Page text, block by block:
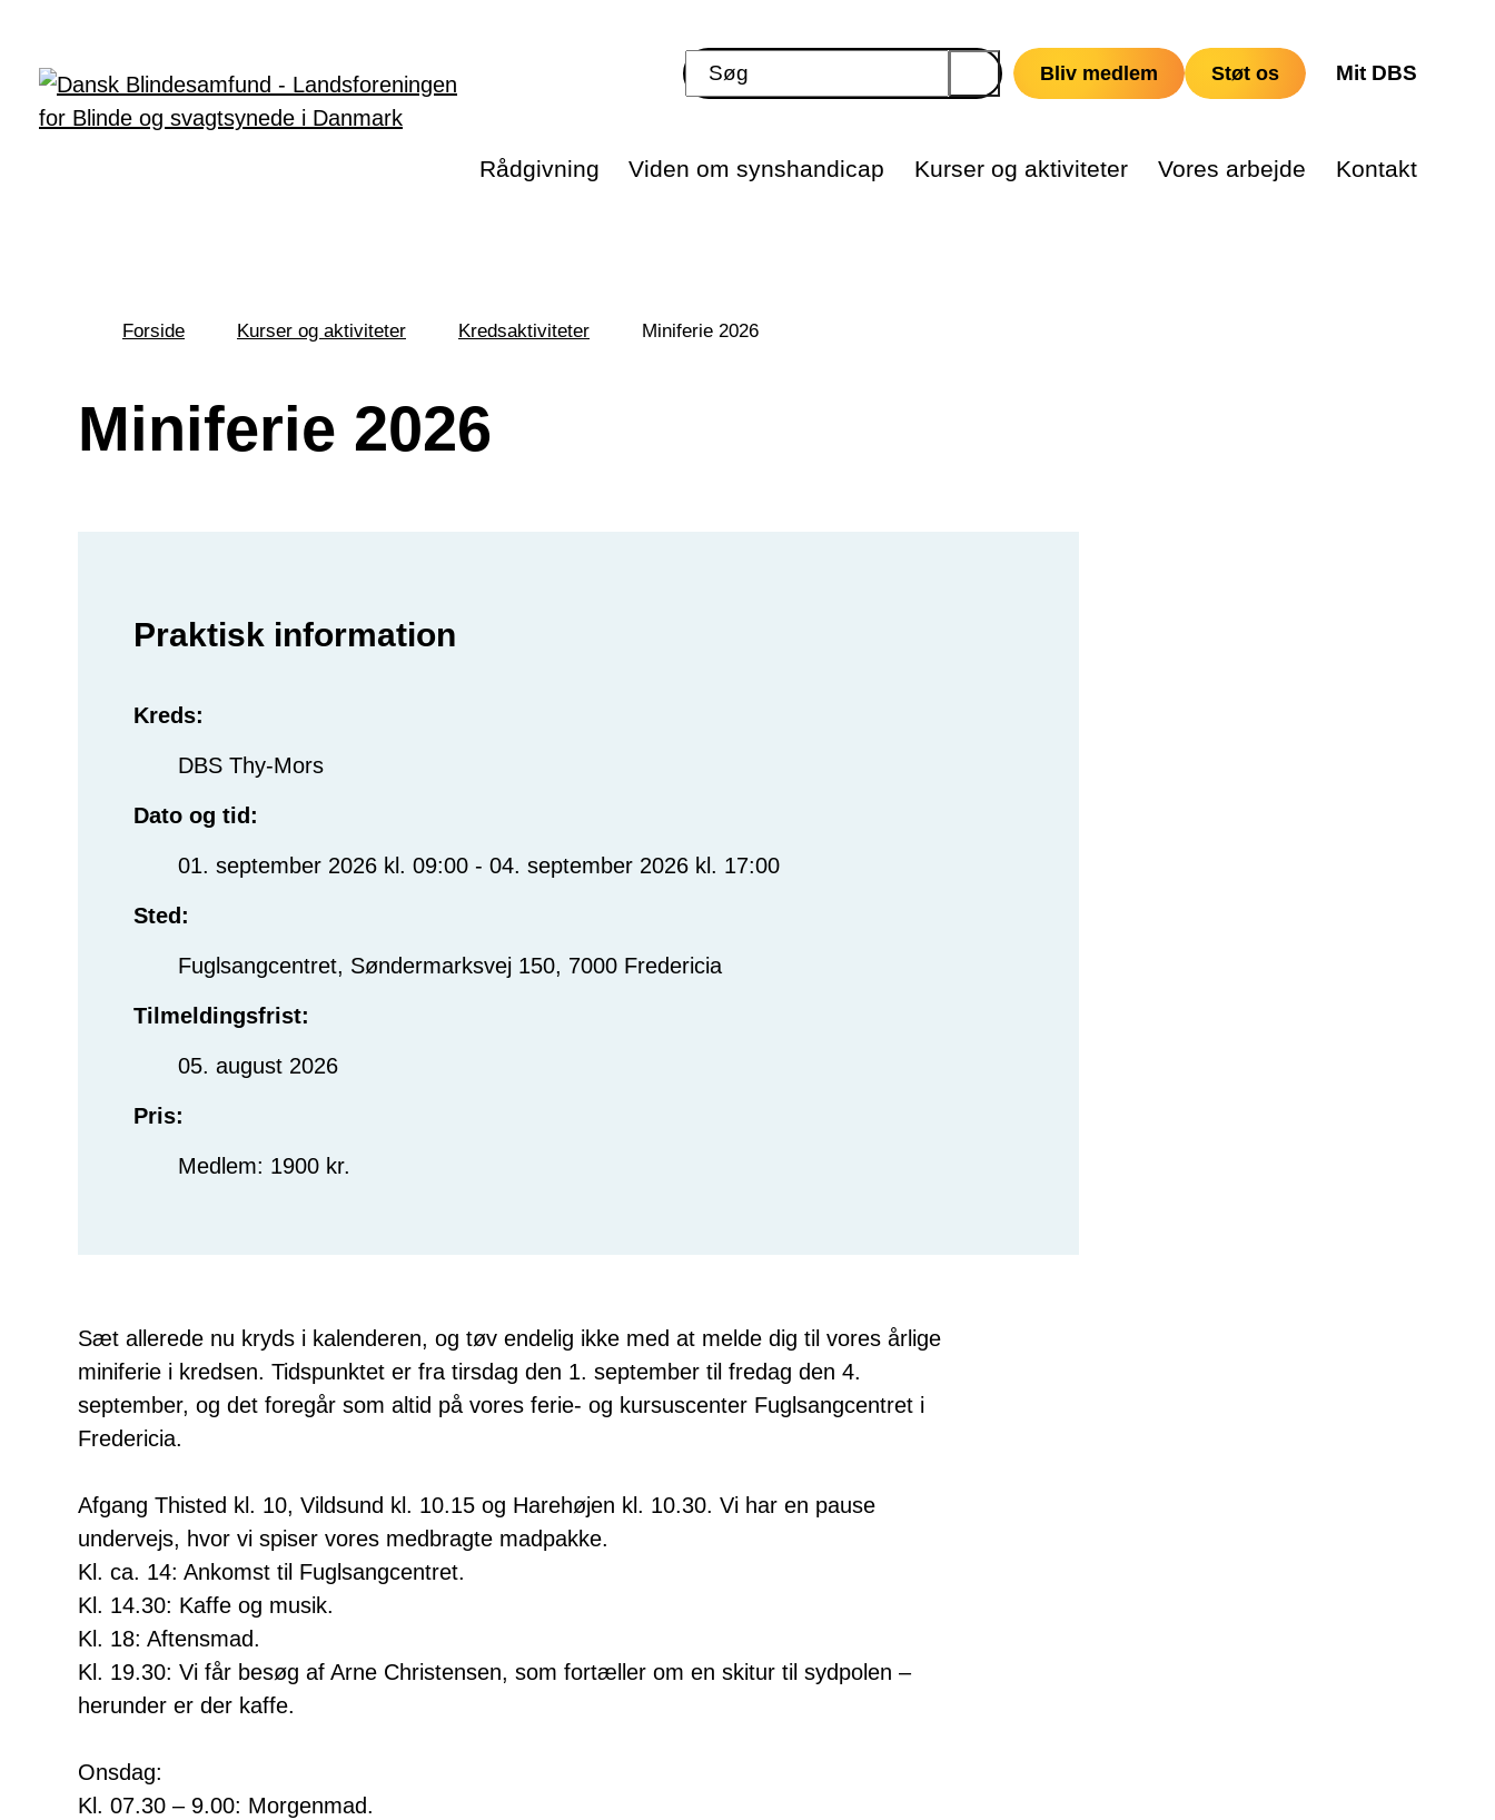
Bliv medlem Støt os Mit DBS
Rådgivning Viden om synshandicap Kurser og aktiviteter Vores arbejde Kontakt
her:
Forside Kurser og aktiviteter Kredsaktiviteter Miniferie 2026
Miniferie 2026
Praktisk information
Kreds:
DBS Thy-Mors
Dato og tid:
01. september 2026 kl. 09:00 - 04. september 2026 kl. 17:00
Sted:
Fuglsangcentret, Søndermarksvej 150, 7000 Fredericia
Tilmeldingsfrist:
05. august 2026
Pris:
Medlem: 1900 kr.
Sæt allerede nu kryds i kalenderen, og tøv endelig ikke med at melde dig til vores årlige
miniferie i kredsen. Tidspunktet er fra tirsdag den 1. september til fredag den 4.
september, og det foregår som altid på vores ferie- og kursuscenter Fuglsangcentret i
Fredericia.
Afgang Thisted kl. 10, Vildsund kl. 10.15 og Harehøjen kl. 10.30. Vi har en pause
undervejs, hvor vi spiser vores medbragte madpakke.
Kl. ca. 14: Ankomst til Fuglsangcentret.
Kl. 14.30: Kaffe og musik.
Kl. 18: Aftensmad.
Kl. 19.30: Vi får besøg af Arne Christensen, som fortæller om en skitur til sydpolen –
herunder er der kaffe.
Onsdag:
Kl. 07.30 – 9.00: Morgenmad.